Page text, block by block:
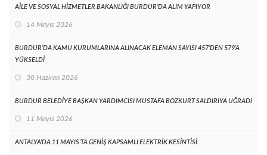
AİLE VE SOSYAL HİZMETLER BAKANLIĞI BURDUR’DA ALIM YAPIYOR
14 Mayıs 2026
BURDUR’DA KAMU KURUMLARINA ALINACAK ELEMAN SAYISI 457’DEN 579’A
YÜKSELDİ
30 Haziran 2026
BURDUR BELEDİYE BAŞKAN YARDIMCISI MUSTAFA BOZKURT SALDIRIYA UĞRADI
11 Mayıs 2026
ANTALYA’DA 11 MAYIS’TA GENİŞ KAPSAMLI ELEKTRİK KESİNTİSİ